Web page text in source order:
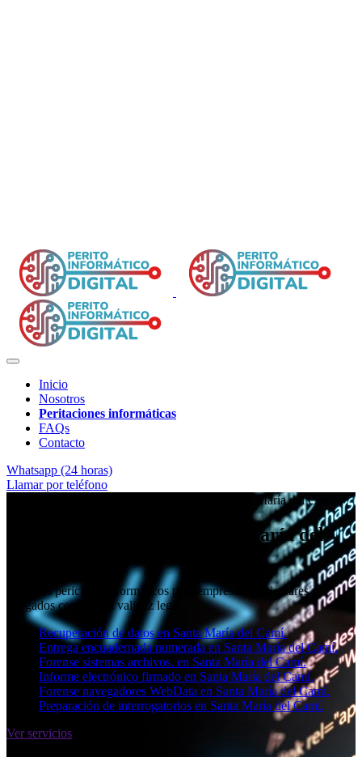
Inicio
Nosotros
Peritaciones informáticas
FAQs
Contacto
Whatsapp (24 horas)
Llamar por teléfono
Santa María del Camí
Perito informático en Santa María del
Informes periciales informáticos para empresas, particulares y
abogados con toda la validez legal.
Recuperación de datos en Santa María del Camí.
Entrega encuadernada numerada en Santa María del Camí.
Forense sistemas archivos. en Santa María del Camí.
Informe electrónico firmado en Santa María del Camí.
Forense navegadores WebData en Santa María del Camí.
Preparación de interrogatorios en Santa María del Camí.
Ver servicios